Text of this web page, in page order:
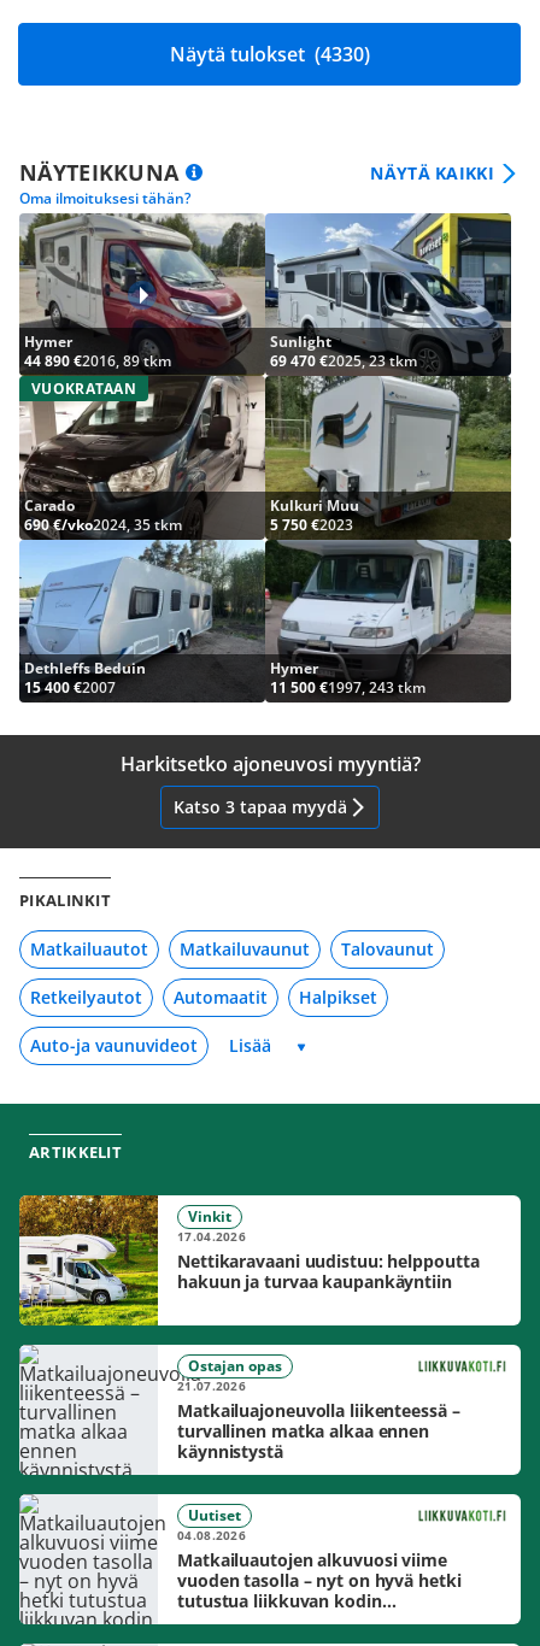
Näytä tulokset (4330)
NÄYTEIKKUNA
Oma ilmoituksesi tähän?
NÄYTÄ KAIKKI
Hymer
44 890 €2016, 89 tkm
Sunlight
69 470 €2025, 23 tkm
VUOKRATAAN
Carado
690 €/vko2024, 35 tkm
Kulkuri Muu
5 750 €2023
Dethleffs Beduin
15 400 €2007
Hymer
11 500 €1997, 243 tkm
Harkitsetko ajoneuvosi myyntiä?
Katso 3 tapaa myydä
PIKALINKIT
Matkailuautot Matkailuvaunut Talovaunut
Retkeilyautot Automaatit Halpikset
Auto-ja vaunuvideot
ARTIKKELIT
Vinkit
17.04.2026
Nettikaravaani uudistuu: helppoutta
hakuun ja turvaa kaupankäyntiin
Ostajan opas
21.07.2026
Matkailuajoneuvolla liikenteessä –
turvallinen matka alkaa ennen
käynnistystä
Uutiset
04.08.2026
Matkailuautojen alkuvuosi viime
vuoden tasolla – nyt on hyvä hetki
tutustua liikkuvan kodin
mahdollisuuksiin